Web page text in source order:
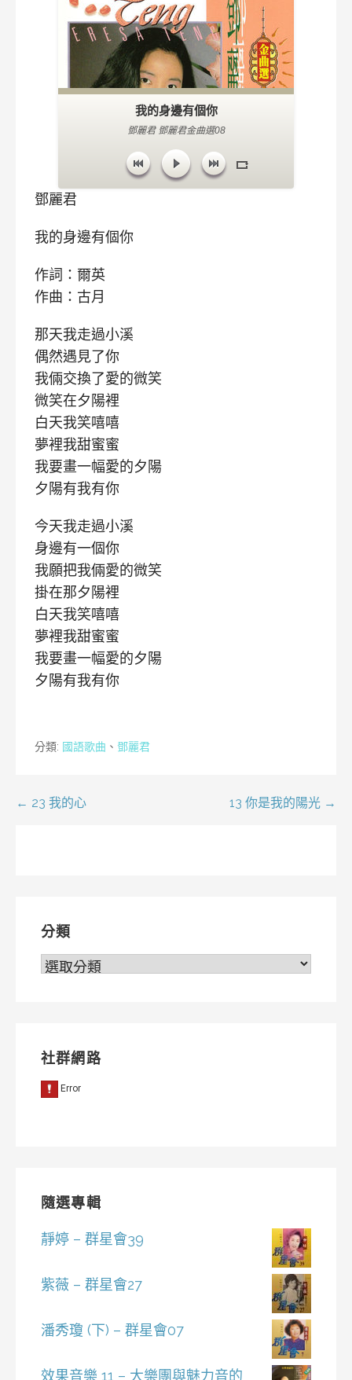
我的身邊有個你
鄧麗君 鄧麗君金曲選08
鄧麗君
我的身邊有個你
作詞：爾英
作曲：古月
那天我走過小溪
偶然遇見了你
我倆交換了愛的微笑
微笑在夕陽裡
白天我笑嘻嘻
夢裡我甜蜜蜜
我要畫一幅愛的夕陽
夕陽有我有你
今天我走過小溪
身邊有一個你
我願把我倆愛的微笑
掛在那夕陽裡
白天我笑嘻嘻
夢裡我甜蜜蜜
我要畫一幅愛的夕陽
夕陽有我有你
分類: 國語歌曲 、 鄧麗君
文← 23 我的心 13 你是我的陽光 →
分類
分
社群網路
隨選專輯
靜婷 – 群星會39
紫薇 – 群星會27
潘秀瓊 (下) – 群星會07
效果音樂 11 – 大樂團與魅力音的